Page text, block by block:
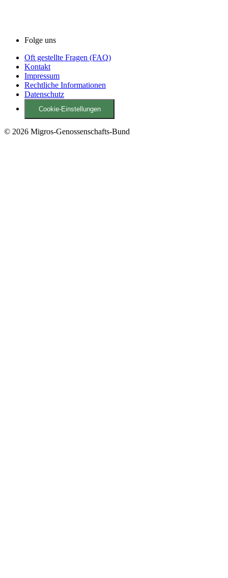
Folge uns
Oft gestellte Fragen (FAQ)
Kontakt
Impressum
Rechtliche Informationen
Datenschutz
Cookie-Einstellungen
© 2026 Migros-Genossenschafts-Bund